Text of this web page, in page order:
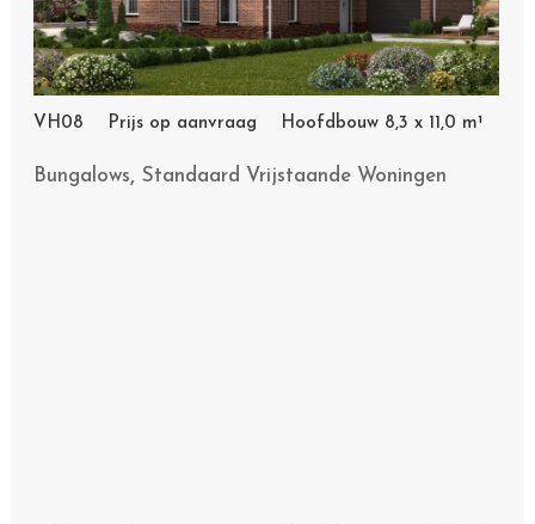
VH08 Prijs op aanvraag Hoofdbouw 8,3 x 11,0 m¹
Bungalows,Standaard Vrijstaande Woningen